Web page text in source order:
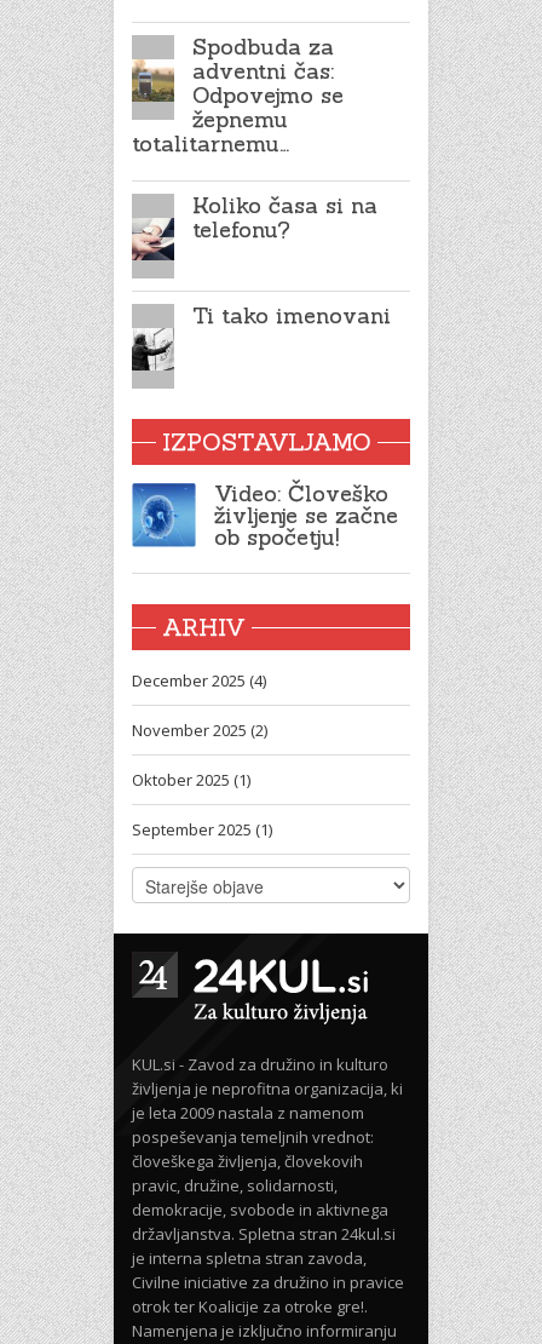
Spodbuda za
adventni čas:
Odpovejmo se
žepnemu
totalitarnemu…
Koliko časa si na
telefonu?
Ti tako imenovani
IZPOSTAVLJAMO
Video: Človeško
življenje se začne
ob spočetju!
ARHIV
December 2025 (4)
November 2025 (2)
Oktober 2025 (1)
September 2025 (1)
KUL.si - Zavod za družino in kulturo
življenja je neprofitna organizacija, ki
je leta 2009 nastala z namenom
pospeševanja temeljnih vrednot:
človeškega življenja, človekovih
pravic, družine, solidarnosti,
demokracije, svobode in aktivnega
državljanstva. Spletna stran 24kul.si
je interna spletna stran zavoda,
Civilne iniciative za družino in pravice
otrok ter Koalicije za otroke gre!.
Namenjena je izključno informiranju